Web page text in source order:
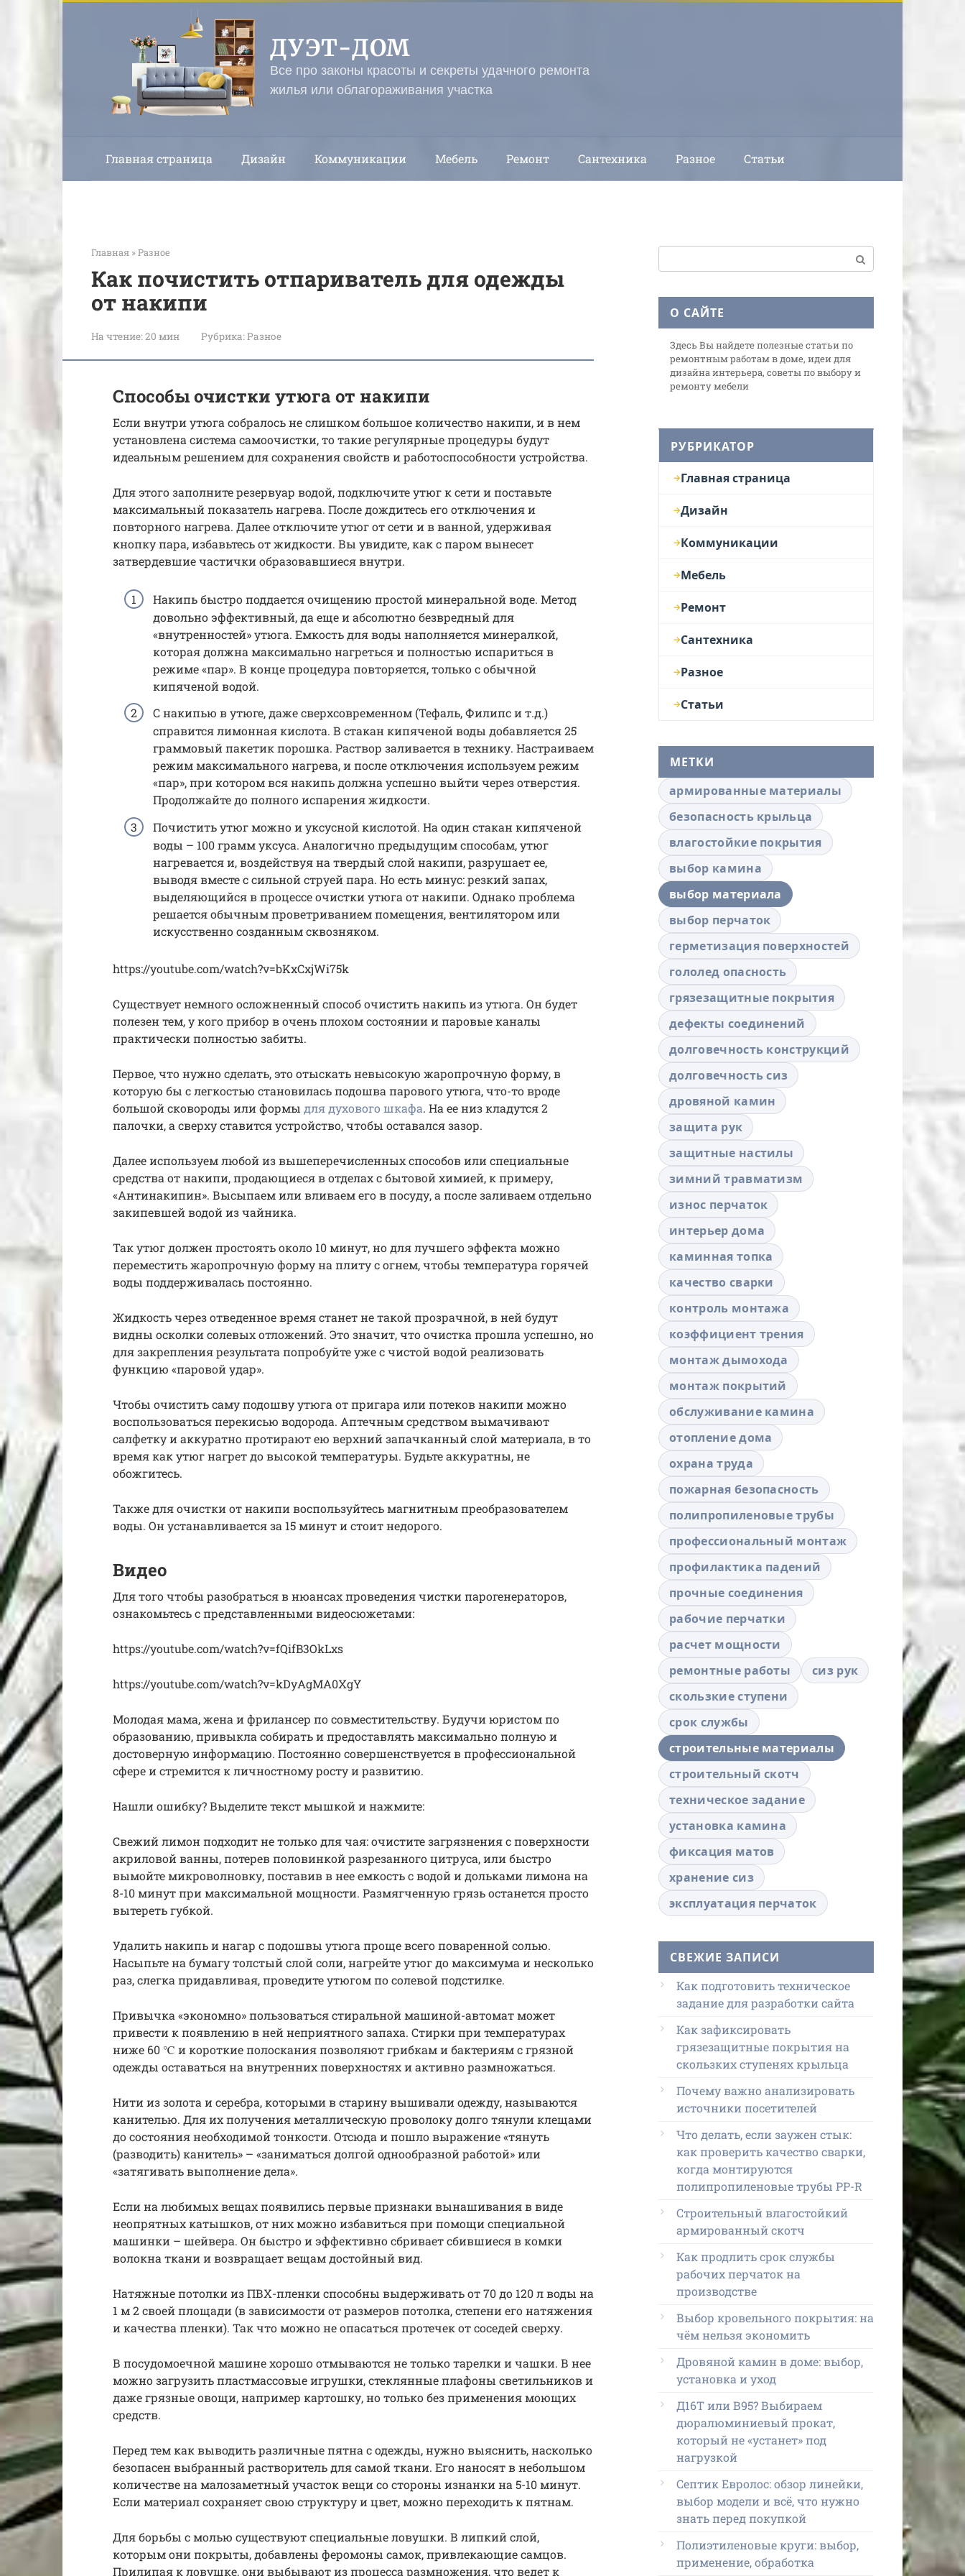
ДУЭТ-ДОМ
Все про законы красоты и секреты удачного ремонта
жилья или облагораживания участка
Главная страница Дизайн Коммуникации Мебель Ремонт Сантехника Разное Статьи
Главная »Разное
Как почистить отпариватель для одежды
от накипи
На чтение:20 мин Рубрика:Разное
Способы очистки утюга от накипи
Если внутри утюга собралось не слишком большое количество накипи, и в нем
установлена система самоочистки, то такие регулярные процедуры будут
идеальным решением для сохранения свойств и работоспособности устройства.
Для этого заполните резервуар водой, подключите утюг к сети и поставьте
максимальный показатель нагрева. После дождитесь его отключения и
повторного нагрева. Далее отключите утюг от сети и в ванной, удерживая
кнопку пара, избавьтесь от жидкости. Вы увидите, как с паром вынесет
затвердевшие частички образовавшиеся внутри.
Накипь быстро поддается очищению простой минеральной воде. Метод
довольно эффективный, да еще и абсолютно безвредный для
«внутренностей» утюга. Емкость для воды наполняется минералкой,
которая должна максимально нагреться и полностью испариться в
режиме «пар». В конце процедура повторяется, только с обычной
кипяченой водой.
С накипью в утюге, даже сверхсовременном (Тефаль, Филипс и т.д.)
справится лимонная кислота. В стакан кипяченой воды добавляется 25
граммовый пакетик порошка. Раствор заливается в технику. Настраиваем
режим максимального нагрева, и после отключения используем режим
«пар», при котором вся накипь должна успешно выйти через отверстия.
Продолжайте до полного испарения жидкости.
Почистить утюг можно и уксусной кислотой. На один стакан кипяченой
воды – 100 грамм уксуса. Аналогично предыдущим способам, утюг
нагревается и, воздействуя на твердый слой накипи, разрушает ее,
выводя вместе с сильной струей пара. Но есть минус: резкий запах,
выделяющийся в процессе очистки утюга от накипи. Однако проблема
решается обычным проветриванием помещения, вентилятором или
искусственно созданным сквозняком.
https://youtube.com/watch?v=bKxCxjWi75k
Существует немного осложненный способ очистить накипь из утюга. Он будет
полезен тем, у кого прибор в очень плохом состоянии и паровые каналы
практически полностью забиты.
Первое, что нужно сделать, это отыскать невысокую жаропрочную форму, в
которую бы с легкостью становилась подошва парового утюга, что-то вроде
большой сковороды или формы для духового шкафа. На ее низ кладутся 2
палочки, а сверху ставится устройство, чтобы оставался зазор.
Далее используем любой из вышеперечисленных способов или специальные
средства от накипи, продающиеся в отделах с бытовой химией, к примеру,
«Антинакипин». Высыпаем или вливаем его в посуду, а после заливаем отдельно
закипевшей водой из чайника.
Так утюг должен простоять около 10 минут, но для лучшего эффекта можно
переместить жаропрочную форму на плиту с огнем, чтобы температура горячей
воды поддерживалась постоянно.
Жидкость через отведенное время станет не такой прозрачной, в ней будут
видны осколки солевых отложений. Это значит, что очистка прошла успешно, но
для закрепления результата попробуйте уже с чистой водой реализовать
функцию «паровой удар».
Чтобы очистить саму подошву утюга от пригара или потеков накипи можно
воспользоваться перекисью водорода. Аптечным средством вымачивают
салфетку и аккуратно протирают ею верхний запачканный слой материала, в то
время как утюг нагрет до высокой температуры. Будьте аккуратны, не
обожгитесь.
Также для очистки от накипи воспользуйтесь магнитным преобразователем
воды. Он устанавливается за 15 минут и стоит недорого.
Видео
Для того чтобы разобраться в нюансах проведения чистки парогенераторов,
ознакомьтесь с представленными видеосюжетами:
https://youtube.com/watch?v=fQifB3OkLxs
https://youtube.com/watch?v=kDyAgMA0XgY
Молодая мама, жена и фрилансер по совместительству. Будучи юристом по
образованию, привыкла собирать и предоставлять максимально полную и
достоверную информацию. Постоянно совершенствуется в профессиональной
сфере и стремится к личностному росту и развитию.
Нашли ошибку? Выделите текст мышкой и нажмите:
Свежий лимон подходит не только для чая: очистите загрязнения с поверхности
акриловой ванны, потерев половинкой разрезанного цитруса, или быстро
вымойте микроволновку, поставив в нее емкость с водой и дольками лимона на
8-10 минут при максимальной мощности. Размягченную грязь останется просто
вытереть губкой.
Удалить накипь и нагар с подошвы утюга проще всего поваренной солью.
Насыпьте на бумагу толстый слой соли, нагрейте утюг до максимума и несколько
раз, слегка придавливая, проведите утюгом по солевой подстилке.
Привычка «экономно» пользоваться стиральной машиной-автомат может
привести к появлению в ней неприятного запаха. Стирки при температурах
ниже 60 ℃ и короткие полоскания позволяют грибкам и бактериям с грязной
одежды оставаться на внутренних поверхностях и активно размножаться.
Нити из золота и серебра, которыми в старину вышивали одежду, называются
канителью. Для их получения металлическую проволоку долго тянули клещами
до состояния необходимой тонкости. Отсюда и пошло выражение «тянуть
(разводить) канитель» – «заниматься долгой однообразной работой» или
«затягивать выполнение дела».
Если на любимых вещах появились первые признаки вынашивания в виде
неопрятных катышков, от них можно избавиться при помощи специальной
машинки – шейвера. Он быстро и эффективно сбривает сбившиеся в комки
волокна ткани и возвращает вещам достойный вид.
Натяжные потолки из ПВХ-пленки способны выдерживать от 70 до 120 л воды на
1 м 2 своей площади (в зависимости от размеров потолка, степени его натяжения
и качества пленки). Так что можно не опасаться протечек от соседей сверху.
В посудомоечной машине хорошо отмываются не только тарелки и чашки. В нее
можно загрузить пластмассовые игрушки, стеклянные плафоны светильников и
даже грязные овощи, например картошку, но только без применения моющих
средств.
Перед тем как выводить различные пятна с одежды, нужно выяснить, насколько
безопасен выбранный растворитель для самой ткани. Его наносят в небольшом
количестве на малозаметный участок вещи со стороны изнанки на 5-10 минут.
Если материал сохраняет свою структуру и цвет, можно переходить к пятнам.
Для борьбы с молью существуют специальные ловушки. В липкий слой,
которым они покрыты, добавлены феромоны самок, привлекающие самцов.
Прилипая к ловушке, они выбывают из процесса размножения, что ведет к
О САЙТЕ
Здесь Вы найдете полезные статьи по
ремонтным работам в доме, идеи для
дизайна интерьера, советы по выбору и
ремонту мебели
РУБРИКАТОР
Главная страница
Дизайн
Коммуникации
Мебель
Ремонт
Сантехника
Разное
Статьи
МЕТКИ
армированные материалы
безопасность крыльца
влагостойкие покрытия
выбор камина
выбор материала
выбор перчаток
герметизация поверхностей
гололед опасность
грязезащитные покрытия
дефекты соединений
долговечность конструкций
долговечность сиз
дровяной камин
защита рук
защитные настилы
зимний травматизм
износ перчаток
интерьер дома
каминная топка
качество сварки
контроль монтажа
коэффициент трения
монтаж дымохода
монтаж покрытий
обслуживание камина
отопление дома
охрана труда
пожарная безопасность
полипропиленовые трубы
профессиональный монтаж
профилактика падений
прочные соединения
рабочие перчатки
расчет мощности
ремонтные работы
сиз рук
скользкие ступени
срок службы
строительные материалы
строительный скотч
техническое задание
установка камина
фиксация матов
хранение сиз
эксплуатация перчаток
СВЕЖИЕ ЗАПИСИ
Как подготовить техническое
задание для разработки сайта
Как зафиксировать
грязезащитные покрытия на
скользких ступенях крыльца
Почему важно анализировать
источники посетителей
Что делать, если заужен стык:
как проверить качество сварки,
когда монтируются
полипропиленовые трубы PP-R
Строительный влагостойкий
армированный скотч
Как продлить срок службы
рабочих перчаток на
производстве
Выбор кровельного покрытия: на
чём нельзя экономить
Дровяной камин в доме: выбор,
установка и уход
Д16Т или В95? Выбираем
дюралюминиевый прокат,
который не «устанет» под
нагрузкой
Септик Евролос: обзор линейки,
выбор модели и всё, что нужно
знать перед покупкой
Полиэтиленовые круги: выбор,
применение, обработка